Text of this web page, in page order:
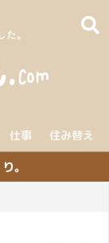
仕事 住み替え
。